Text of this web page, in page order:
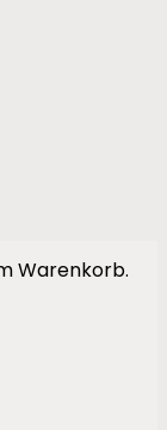
Warenkorb.